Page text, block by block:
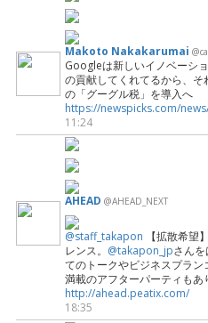
Makoto Nakakarumai
Googleは新しいイノベーシ
の貢献してくれてるから、
の「グーグル税」を導入へ
https://newspicks.com/
11:24
AHEAD @AHEAD_NEXT
@staff_takapon 【拡散希望
レンス。 @takapon_jpさん
てのトークやビジネスプラ
満載のアフターパーティもあ
http://ahead.peatix.com/
18:35